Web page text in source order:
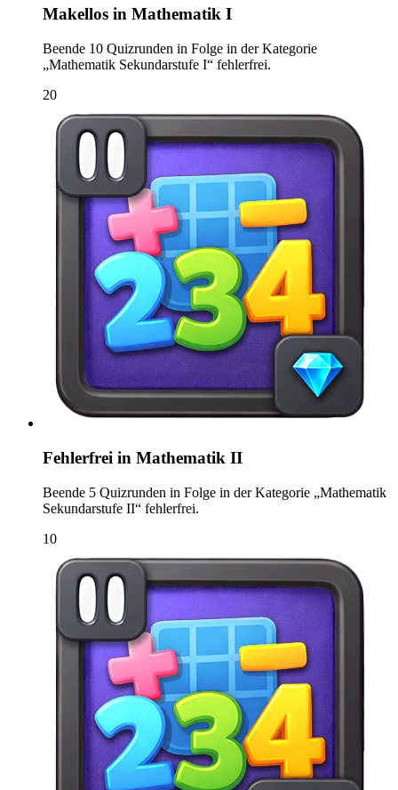
Makellos in Mathematik I
Beende 10 Quizrunden in Folge in der Kategorie
„Mathematik Sekundarstufe I“ fehlerfrei.
20
Fehlerfrei in Mathematik II
Beende 5 Quizrunden in Folge in der Kategorie „Mathematik
Sekundarstufe II“ fehlerfrei.
10